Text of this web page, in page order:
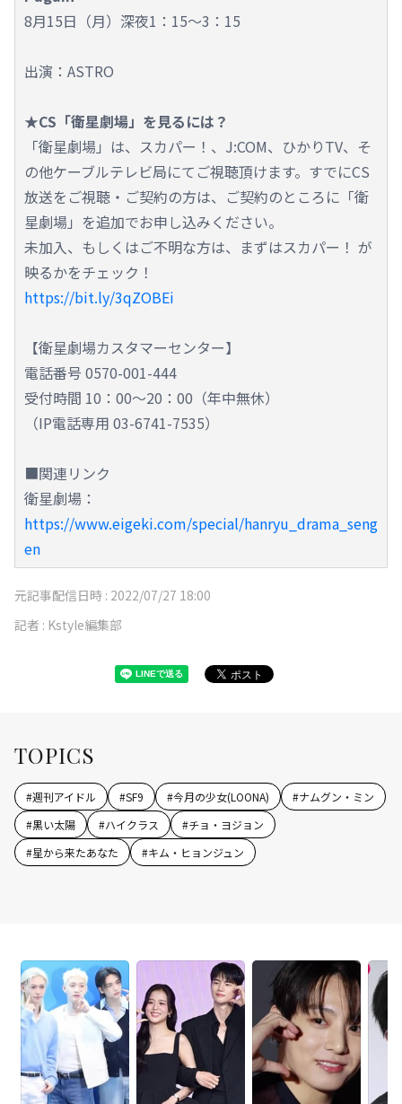
8月15日（月）深夜1：15～3：15
出演：ASTRO
★CS「衛星劇場」を見るには？
「衛星劇場」は、スカパー！、J:COM、ひかりTV、そ
の他ケーブルテレビ局にてご視聴頂けます。すでにCS
放送をご視聴・ご契約の方は、ご契約のところに「衛
星劇場」を追加でお申し込みください。
未加入、もしくはご不明な方は、まずはスカパー！ が
映るかをチェック！
https://bit.ly/3qZOBEi
【衛星劇場カスタマーセンター】
電話番号 0570-001-444
受付時間 10：00～20：00（年中無休）
（IP電話専用 03-6741-7535）
■関連リンク
衛星劇場：
https://www.eigeki.com/special/hanryu_drama_seng
en
元記事配信日時 : 2022/07/27 18:00
記者 : Kstyle編集部
TOPICS
#週刊アイドル #SF9 #今月の少女(LOONA) #ナムグン・ミン
#黒い太陽 #ハイクラス #チョ・ヨジョン
#星から来たあなた #キム・ヒョンジュン